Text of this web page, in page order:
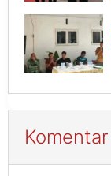
Komentar